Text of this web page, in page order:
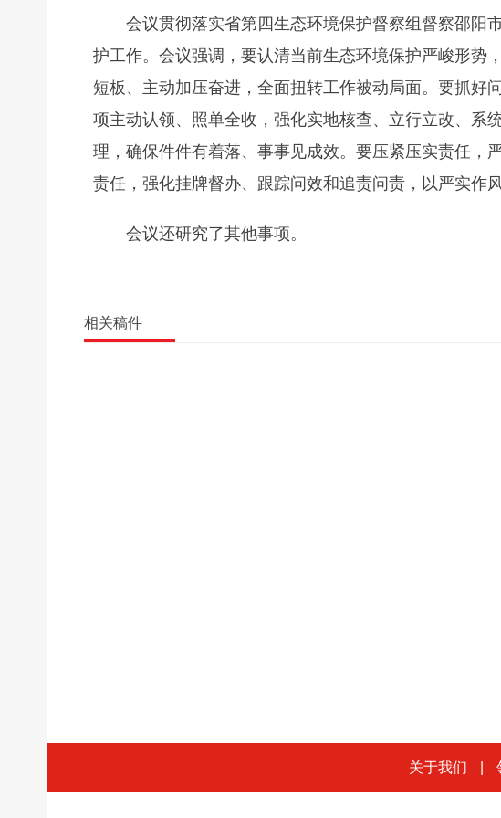
会议贯彻落实省第四生态环境保护督察组督察邵阳
护工作。会议强调，要认清当前生态环境保护严峻形势
短板、主动加压奋进，全面扭转工作被动局面。要抓好
项主动认领、照单全收，强化实地核查、立行立改、系
理，确保件件有着落、事事见成效。要压紧压实责任，
责任，强化挂牌督办、跟踪问效和追责问责，以严实作
会议还研究了其他事项。
相关稿件
关于我们